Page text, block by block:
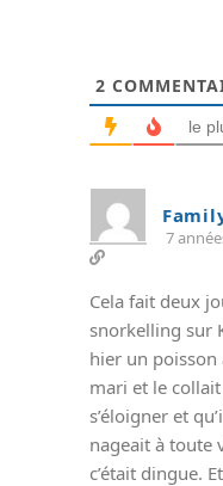
2
le
7
Cela fait deux
snorkelling sur
hier un
mari et le
s’éloigner et
nageait à toute
c’était dingue.